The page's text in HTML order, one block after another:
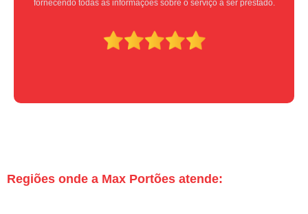
Super indico.
Regiões onde a Max Portões atende: